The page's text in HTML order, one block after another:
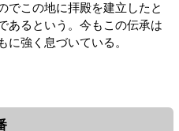
でこの地に拝殿を建立したと
あるという。今もこの伝承は
に強く息づいている。